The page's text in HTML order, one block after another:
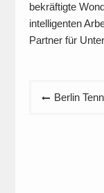
bekräftigte
intelligenten
Partner für
Berlin